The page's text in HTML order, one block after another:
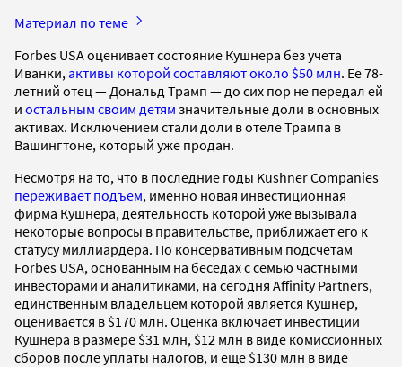
Материал по теме
Forbes USA оценивает состояние Кушнера без учета
Иванки, активы которой составляют около $50 млн. Ее 78-
летний отец — Дональд Трамп — до сих пор не передал ей
и остальным своим детям значительные доли в основных
активах. Исключением стали доли в отеле Трампа в
Вашингтоне, который уже продан.
Несмотря на то, что в последние годы Kushner Companies
переживает подъем, именно новая инвестиционная
фирма Кушнера, деятельность которой уже вызывала
некоторые вопросы в правительстве, приближает его к
статусу миллиардера. По консервативным подсчетам
Forbes USA, основанным на беседах с семью частными
инвесторами и аналитиками, на сегодня Affinity Partners,
единственным владельцем которой является Кушнер,
оценивается в $170 млн. Оценка включает инвестиции
Кушнера в размере $31 млн, $12 млн в виде комиссионных
сборов после уплаты налогов, и еще $130 млн в виде